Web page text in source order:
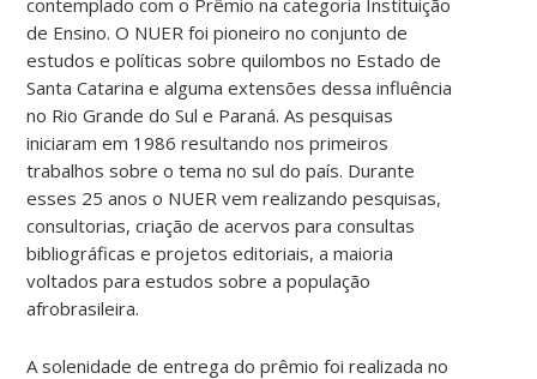
de Ensino. O NUER foi pioneiro no conjunto de
estudos e políticas sobre quilombos no Estado de
Santa Catarina e alguma extensões dessa influência
no Rio Grande do Sul e Paraná. As pesquisas
iniciaram em 1986 resultando nos primeiros
trabalhos sobre o tema no sul do país. Durante
esses 25 anos o NUER vem realizando pesquisas,
consultorias, criação de acervos para consultas
bibliográficas e projetos editoriais, a maioria
voltados para estudos sobre a população
afrobrasileira.
A solenidade de entrega do prêmio foi realizada no